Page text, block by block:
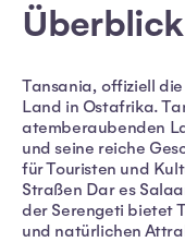
Überblick
Tansania, offiziell
Land in Ostafrika.
atemberaubenden
und seine reiche
für Touristen und
Straßen Dar es
der Serengeti bietet
und natürlichen